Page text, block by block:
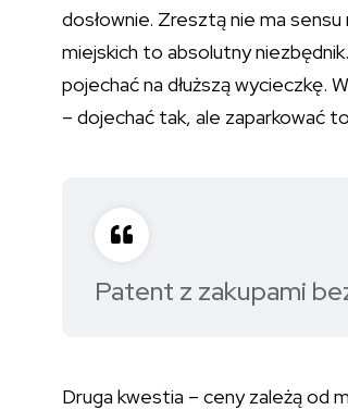
dosłownie. Zresztą nie ma
miejskich to absolutny
pojechać na dłuższą wycieczkę.
– dojechać tak, ale zaparkować
Patent z zakupami
Druga kwestia – ceny zależą od